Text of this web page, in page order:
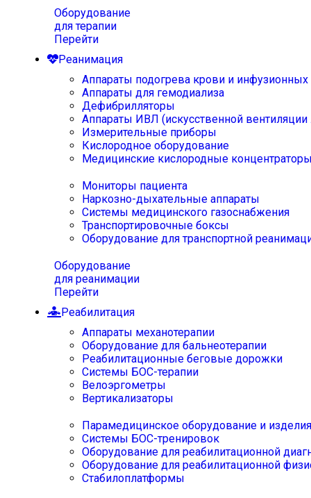
Оборудование
для терапии
Перейти
Реанимация
Аппараты подогрева крови и инфузионных
Аппараты для гемодиализа
Дефибрилляторы
Аппараты ИВЛ (искусственной вентиляции
Измерительные приборы
Кислородное оборудование
Медицинские кислородные
Мониторы пациента
Наркозно-дыхательные аппараты
Системы медицинского газоснабжения
Транспортировочные боксы
Оборудование для транспортной
Оборудование
для реанимации
Перейти
Реабилитация
Аппараты механотерапии
Оборудование для бальнеотерапии
Реабилитационные беговые дорожки
Системы БОС-терапии
Велоэргометры
Вертикализаторы
Парамедицинское оборудование и изделия
Системы БОС-тренировок
Оборудование для реабилитационной
Оборудование для реабилитационной
Стабилоплатформы